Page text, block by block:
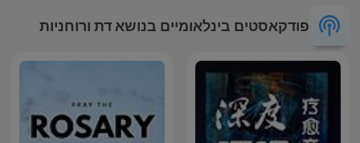
פודקאסטים בינלאומיים בנושא דת ורוחניות